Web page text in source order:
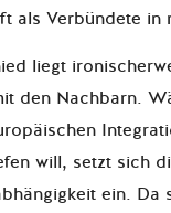
als Verbündete in
liegt
den Nachbarn.
will, setzt sich
ein. Da